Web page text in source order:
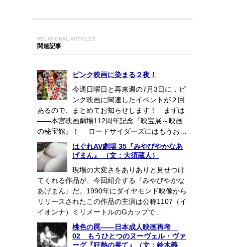
RELATIONAL ARTICLES
関連記事
ピンク映画に染まる２夜！
今週日曜日と再来週の7月3日に，ピ
ンク映画に関連したイベントが２回
あるので、まとめてお知らせします！ まずは
――本宮映画劇場112周年記念『映宝展～映画
の秘宝館』！ ロードサイダーズにはもうお…
はぐれAV劇場 35『みやびやかなあ
げまん』 （文：大須蔵人）
現場の大変さをありありと見せつけ
てくれる作品が、今回紹介する『みやびやかな
あげまん』だ。1990年にダイヤモンド映像から
リリースされたこの作品の主演は公称1107（イ
イオンナ）ミリメートルのGカップで…
桃色の罠――日本成人映画再考
02 もうひとつのヌーヴェル・ヴァ
ーグ『狂熱の果て』（文：鈴木義